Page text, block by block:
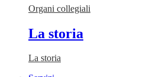
Organi collegiali
La storia
La storia